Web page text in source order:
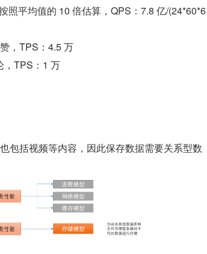
照平均值的 10 倍估算，QPS：7.8 亿/(24*60*6
，TPS：4.5 万
，TPS：1 万
包括视频等内容，因此保存数据需要关系型数